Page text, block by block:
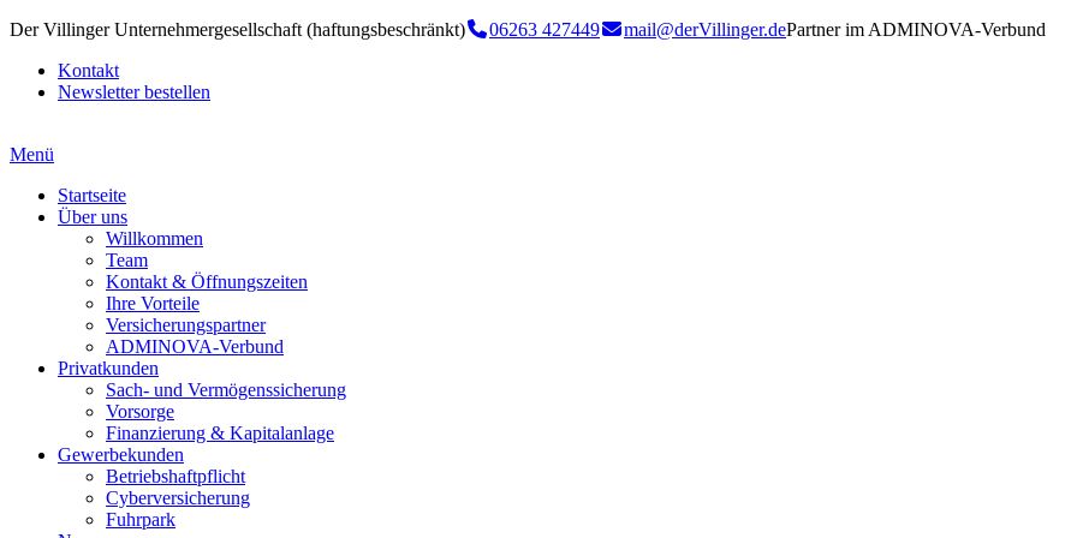
Der Villinger Unternehmergesellschaft (haftungsbeschränkt) 06263 427449 mail@derVillinger.dePartner im ADMINOVA-Verbund
Kontakt
Newsletter bestellen
Menü
Startseite
Über uns
Willkommen
Team
Kontakt & Öffnungszeiten
Ihre Vorteile
Versicherungspartner
ADMINOVA-Verbund
Privatkunden
Sach- und Vermögenssicherung
Vorsorge
Finanzierung & Kapitalanlage
Gewerbekunden
Betriebshaftpflicht
Cyberversicherung
Fuhrpark